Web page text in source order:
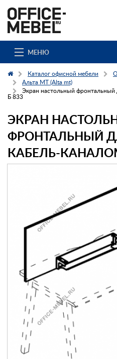
МЕНЮ
О компании
Доставка и сборка
Заказ каталога
Заказать обратный звонок
Каталог офисной мебели
Альта МТ (Alta mt)
Экран настольный фронтальный
Б 833
ЭКРАН
ФРОНТАЛЬНЫЙ
КАБЕЛЬ-